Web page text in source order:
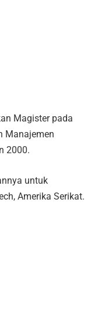
Magister pada
Manajemen
2000.
untuk
Amerika Serikat.